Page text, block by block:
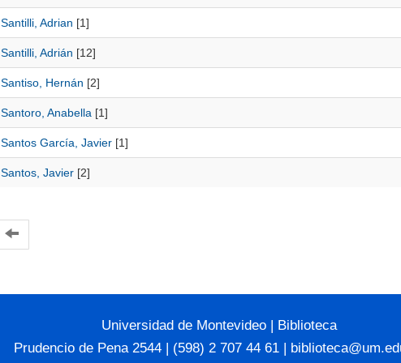
Santilli, Adrian [1]
Santilli, Adrián [12]
Santiso, Hernán [2]
Santoro, Anabella [1]
Santos García, Javier[1]
Santos, Javier[2]
Universidad de Montevideo | Biblioteca
Prudencio de Pena 2544 | (598) 2 707 44 61 |